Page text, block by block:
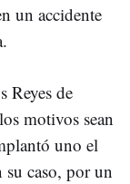
un accidente
Reyes de
motivos sean
uno el
su caso, por un